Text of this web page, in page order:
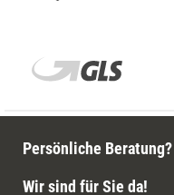
Persönliche Beratung?
Wir sind für Sie da!